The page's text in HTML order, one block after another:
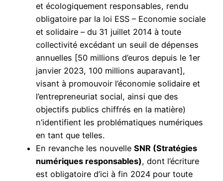
et écologiquement responsables, rendu
obligatoire par la loi ESS – Economie sociale
et solidaire – du 31 juillet 2014 à toute
collectivité excédant un seuil de dépenses
annuelles [50 millions d’euros depuis le 1er
janvier 2023, 100 millions auparavant],
visant à promouvoir l’économie solidaire et
l’entrepreneuriat social, ainsi que des
objectifs publics chiffrés en la matière)
n’identifient les problématiques numériques
en tant que telles.
En revanche les nouvelle SNR (Stratégies
numériques responsables), dont l’écriture
est obligatoire d’ici à fin 2024 pour toute